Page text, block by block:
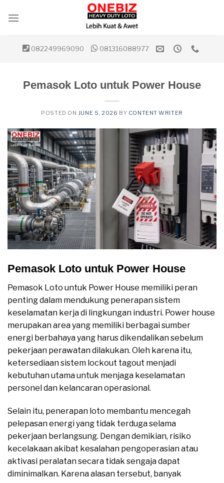
082249969090 081316088977
Pemasok Loto untuk Power House
POSTED ON JUNE 5, 2026 BY CONTENT WRITER
Pemasok Loto untuk Power House
Pemasok Loto untuk Power House memiliki peran
penting dalam mendukung penerapan sistem
keselamatan kerja di lingkungan industri. Power house
merupakan area yang memiliki berbagai sumber
energi berbahaya yang harus dikendalikan sebelum
pekerjaan perawatan dilakukan. Oleh karena itu,
ketersediaan sistem lockout tagout menjadi
kebutuhan utama untuk menjaga keselamatan
personel dan kelancaran operasional.
Selain itu, penerapan loto membantu mencegah
pelepasan energi yang tidak terduga selama
pekerjaan berlangsung. Dengan demikian, risiko
kecelakaan akibat kesalahan pengoperasian atau
aktivasi peralatan secara tidak sengaja dapat
diminimalkan. Karena alasan tersebut, banyak